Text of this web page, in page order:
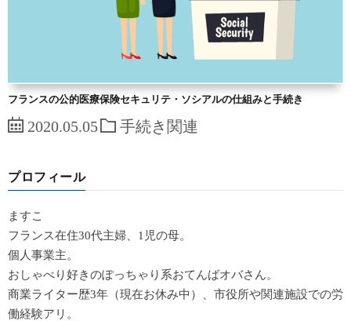
フランスの公的医療保険セキュリテ・ソシアルの仕組みと手続き
2020.05.05 手続き関連
プロフィール
ますこ
フランス在住30代主婦、1児の母。
個人事業主。
おしゃべり好きのぽっちゃり系おてんばオバさん。
商業ライター歴3年（現在お休み中）、市役所や関連施設での労
働経験アリ。